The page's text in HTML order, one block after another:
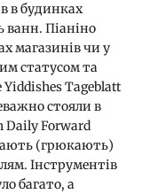
в будинках
ванн. Піаніно
магазинів чи у
статусом та
Yiddishes Tageblatt
стояли в
Daily Forward
(грюкають)
Інструментів
багато, а